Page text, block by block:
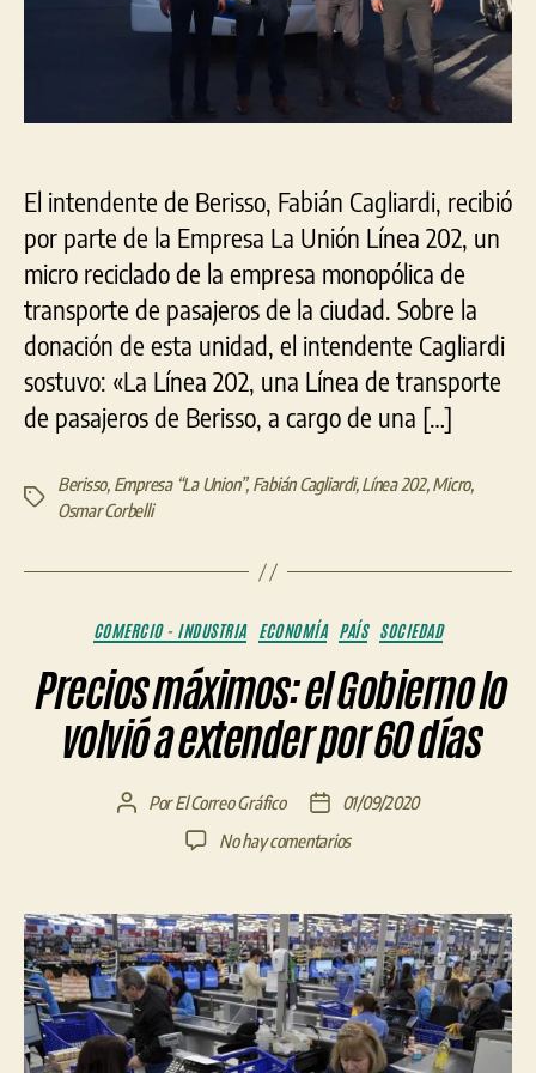
El intendente de Berisso, Fabián Cagliardi, recibió
por parte de la Empresa La Unión Línea 202, un
micro reciclado de la empresa monopólica de
transporte de pasajeros de la ciudad. Sobre la
donación de esta unidad, el intendente Cagliardi
sostuvo: «La Línea 202, una Línea de transporte
de pasajeros de Berisso, a cargo de una […]
Etiquetas
Berisso, Empresa “La Union”, Fabián Cagliardi,Línea 202,Micro,
Osmar Corbelli
Categorías
COMERCIO - INDUSTRIA ECONOMÍA PAÍS SOCIEDAD
Precios máximos: el Gobierno lo
volvió a extender por 60 días
AutorPorEl Correo Gráfico
Fecha01/09/2020
No hay comentariosen
el
Gobierno
lo
volvió
a
extender